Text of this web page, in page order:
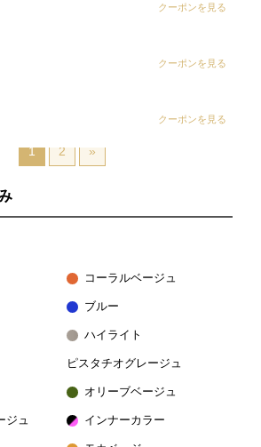
クーポンを見る
クーポンを見る
クーポンを見る
1 2 »
コーラルベージュ
ブルー
ハイライト
ピスタチオグレージュ
オリーブベージュ
ジュ インナーカラー